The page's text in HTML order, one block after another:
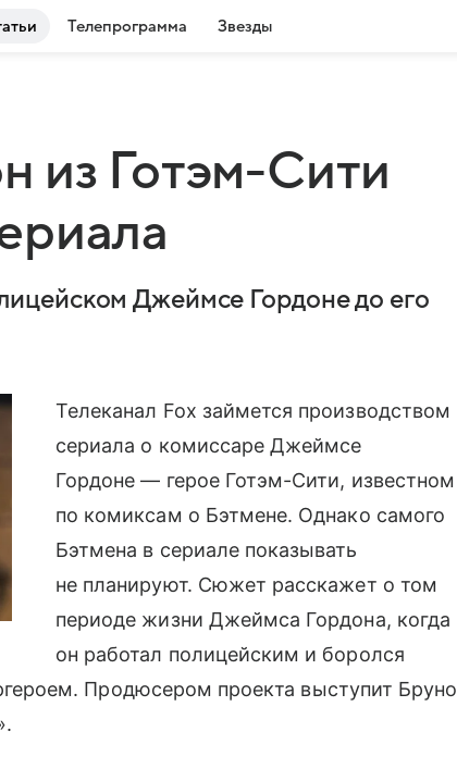
Телепрограмма Звезды
из Готэм-Cити
Джеймсе Гордоне до его
Телеканал Fox займется производством
сериала о комиссаре Джеймсе
Гордоне — герое Готэм-Cити, известном
по комиксам о Бэтмене. Однако самого
Бэтмена в сериале показывать
не планируют. Сюжет расскажет о том
периоде жизни Джеймса Гордона, когда
он работал полицейским и боролся
Продюсером проекта выступит Бруно